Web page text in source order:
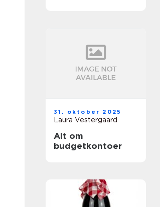
31. oktober 2025
Laura Vestergaard
Alt om
budgetkontoer